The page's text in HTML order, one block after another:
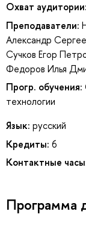
Охват аудитории:
Преподаватели:
Александр
Сучков Егор
Федоров Илья
Прогр. обучения:
технологии
Язык: русский
Кредиты: 6
Контактные
Программа